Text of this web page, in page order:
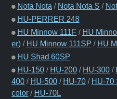
Nota Nota / Nota Nota S /
HU-PERRER 248
HU Minnow 111F / HU
er) / HU Minnow 111SP / HU
HU Shad 60SP
HU-150 / HU-200 / HU-300 /
400 / HU-500 / HU-70 / HU-70
color / HU-70L